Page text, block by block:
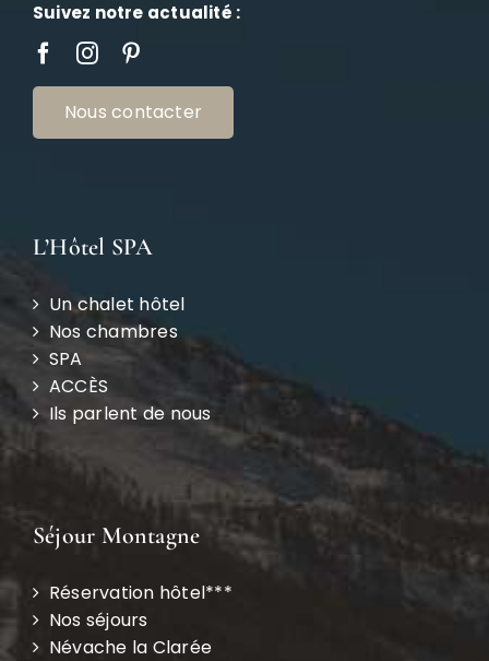
Suivez notre actualité :
Nous contacter
L’Hôtel SPA
Un chalet hôtel
Nos chambres
SPA
ACCÈS
Ils parlent de nous
Séjour Montagne
Réservation hôtel***
Nos séjours
Névache la Clarée